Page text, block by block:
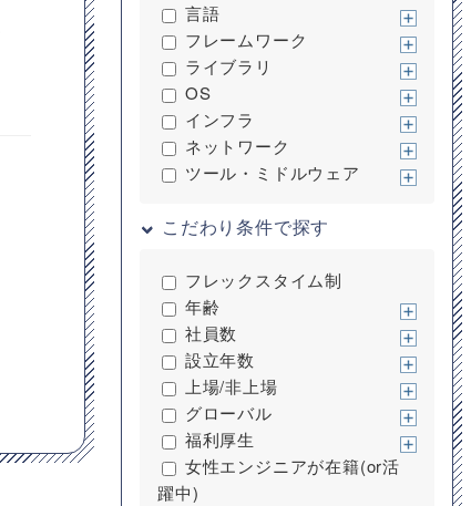
言語
フレームワーク
ライブラリ
OS
インフラ
ネットワーク
ツール・ミドルウェア
こだわり条件で探す
フレックスタイム制
年齢
社員数
設立年数
上場/非上場
グローバル
福利厚生
女性エンジニアが在籍(or活
躍中)